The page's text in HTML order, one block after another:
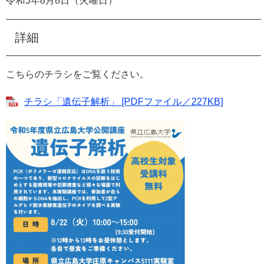
詳細
こちらのチラシをご覧ください。
チラシ「遺伝子解析」 [PDFファイル／227KB]